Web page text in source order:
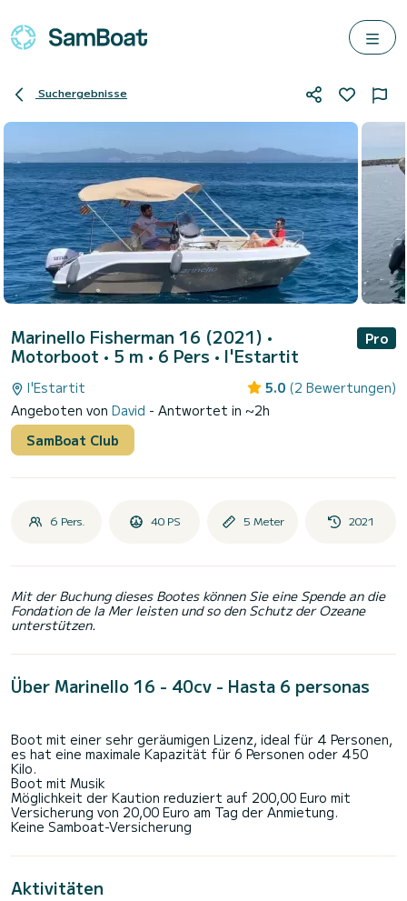
Suchergebnisse
Marinello Fisherman 16 (2021) •
Motorboot • 5 m • 6 Pers • l'Estartit
Pro
l'Estartit 5.0 (2 Bewertungen)
Angeboten von David - Antwortet in ~2h
SamBoat Club
6 Pers. 40 PS 5 Meter 2021
Mit der Buchung dieses Bootes können Sie eine Spende an die
Fondation de la Mer leisten und so den Schutz der Ozeane
unterstützen.
Über Marinello 16 - 40cv - Hasta 6 personas
Boot mit einer sehr geräumigen Lizenz, ideal für 4 Personen,
es hat eine maximale Kapazität für 6 Personen oder 450
Kilo.
Boot mit Musik
Möglichkeit der Kaution reduziert auf 200,00 Euro mit
Versicherung von 20,00 Euro am Tag der Anmietung.
Aktivitäten